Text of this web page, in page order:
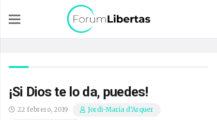
¡Si Dios te lo da, puedes!
22 febrero, 2019
Jordi-Maria d’Arquer